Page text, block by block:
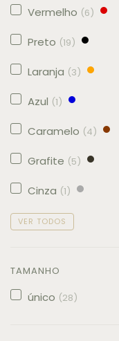
Vermelho (6)
Preto (19)
Laranja (3)
Azul (1)
Caramelo (4)
Grafite (5)
Cinza (1)
VER TODOS
TAMANHO
único (28)